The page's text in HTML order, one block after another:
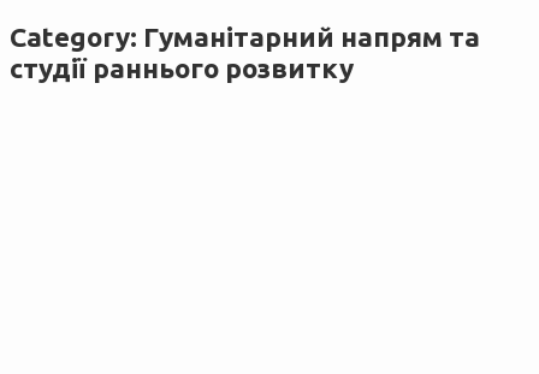
Category: Гуманітарний напрям та
студії раннього розвитку